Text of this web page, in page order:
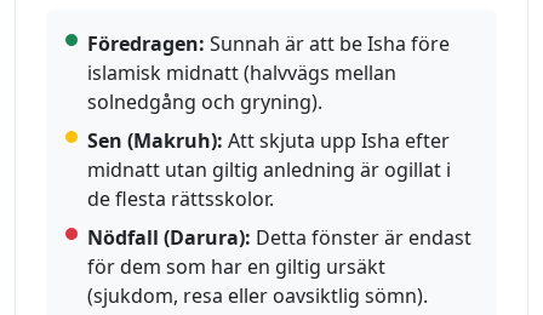
Föredragen: Sunnah är att be Isha före
islamisk midnatt (halvvägs mellan
solnedgång och gryning).
Sen (Makruh): Att skjuta upp Isha efter
midnatt utan giltig anledning är ogillat i
de flesta rättsskolor.
Nödfall (Darura): Detta fönster är endast
för dem som har en giltig ursäkt
(sjukdom, resa eller oavsiktlig sömn).